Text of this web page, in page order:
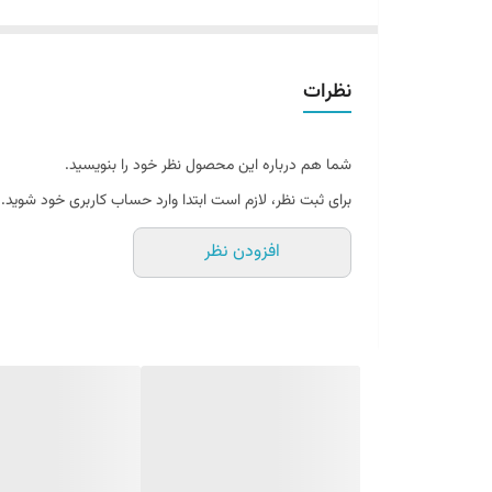
توجه: کد رنگ اتومبیل را میتوان از برچسب یا پلاک واقع در
نظرات
شما هم درباره این محصول نظر خود را بنویسید.
برای ثبت نظر، لازم است ابتدا وارد حساب کاربری خود شوید.
افزودن نظر